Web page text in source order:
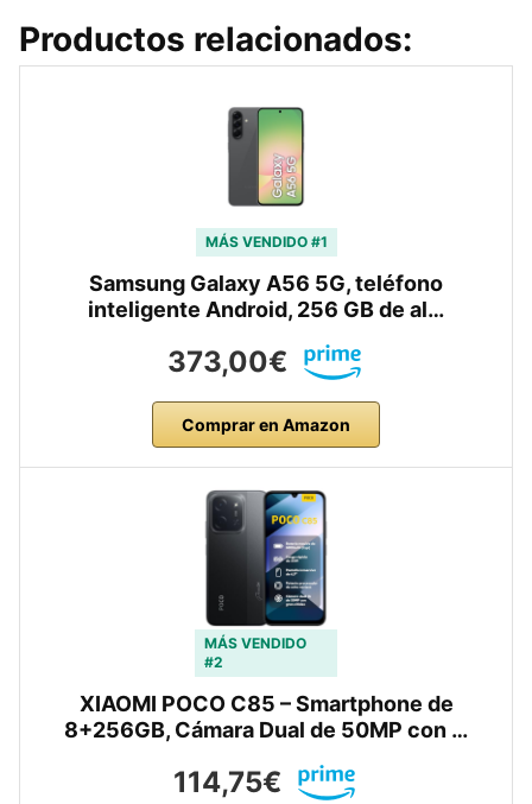
Productos relacionados:
MÁS VENDIDO #1
Samsung Galaxy A56 5G, teléfono
inteligente Android, 256 GB de al…
373,00€
Comprar en Amazon
MÁS VENDIDO
#2
XIAOMI POCO C85 – Smartphone de
8+256GB, Cámara Dual de 50MP con …
114,75€